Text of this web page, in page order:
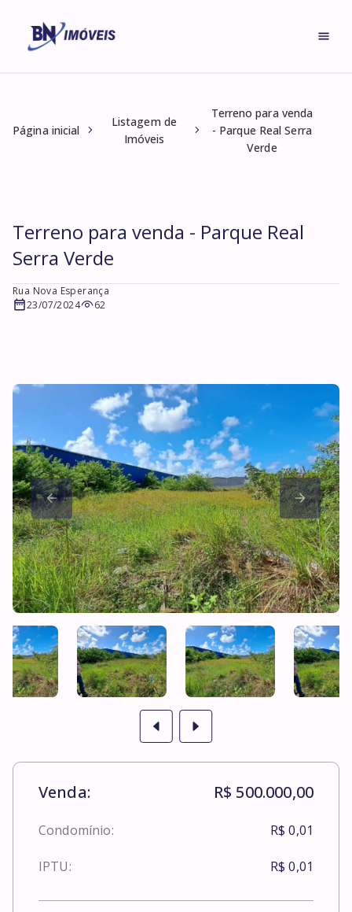
Página inicial
Listagem de
Imóveis
Terreno para venda
- Parque Real Serra
Verde
Terreno para venda - Parque Real
Serra Verde
Rua Nova Esperança
23/07/2024
62
Venda: R$ 500.000,00
Condomínio: R$ 0,01
IPTU: R$ 0,01